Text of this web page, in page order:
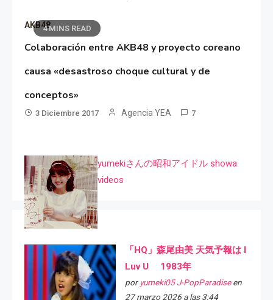
4 MINS READ
AKB48
Colaboración entre AKB48 y proyecto coreano
causa «desastroso choque cultural y de
conceptos»
3 Diciembre 2017 Agencia YEA 7
yumekiさんの昭和アイドル showa
videos
「HQ」森尾由美 天気予報は I
Luv U 1983年
por yumeki05 J-PopParadiseen
27 marzo 2026 a las 3:44